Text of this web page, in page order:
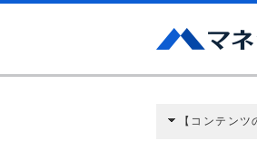
【コンテンツ